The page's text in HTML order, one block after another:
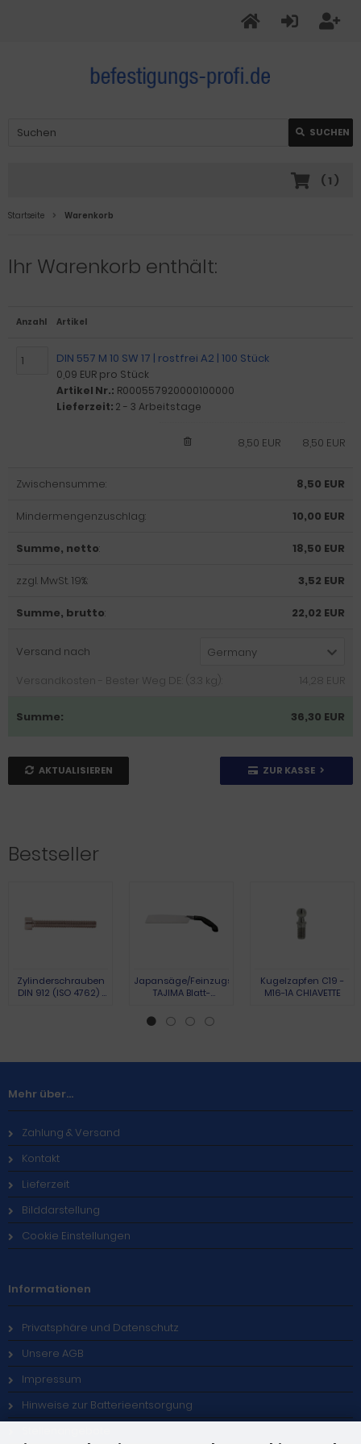
SUCHEN
( 1 )
Startseite Warenkorb
Ihr Warenkorb enthält:
Anzahl Artikel
DIN 557 M 10 SW 17 | rostfrei A2 | 100 Stück
0,09 EUR pro Stück
Artikel Nr.: R000557920000100000
Lieferzeit: 2 - 3 Arbeitstage
8,50 EUR
8,50 EUR
Zwischensumme: 8,50 EUR
Mindermengenzuschlag: 10,00 EUR
Summe, netto: 18,50 EUR
zzgl. MwSt. 19%: 3,52 EUR
Summe, brutto: 22,02 EUR
Versand nach
Germany
Versandkosten - Bester Weg DE: (3.3 kg):
14,28 EUR
Summe: 36,30 EUR
AKTUALISIEREN ZUR KASSE
Bestseller
Zylinderschrauben
DIN 912 (ISO 4762) |
Japansäge/Feinzugsäge
TAJIMA Blatt-
L.440mm
Pistolengriff TAJIMA
Kugelzapfen C19 -
M16-1A CHIAVETTE
Mehr über...
Zahlung & Versand
Kontakt
Lieferzeit
Bilddarstellung
Cookie Einstellungen
Informationen
Privatsphäre und Datenschutz
Unsere AGB
Impressum
Hinweise zur Batterieentsorgung